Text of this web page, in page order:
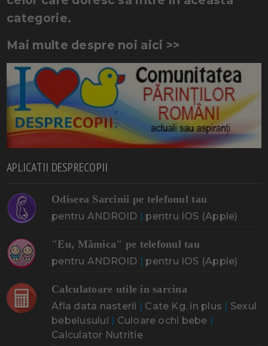
categorie.
Mai multe despre noi aici >>
APLICATII DESPRECOPII
Odiseea Sarcinii pe telefonul tau
pentru ANDROID | pentru IOS (Apple)
"Eu, Mămica" pe telefonul tau
pentru ANDROID | pentru IOS (Apple)
Calculatoare utile in sarcina
Afla data nasterii | Cate Kg. in plus | Sexul
bebelusului | Culoare ochi bebe |
Calculator Nutritie